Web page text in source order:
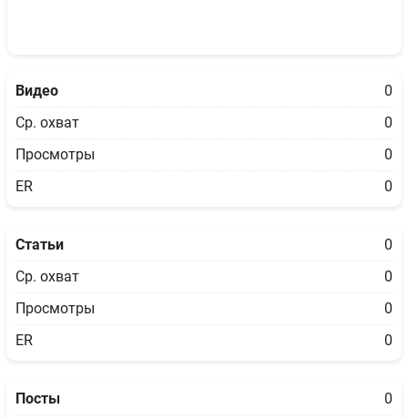
Видео
0
Ср. охват
0
Просмотры
0
ER
0
Статьи
0
Ср. охват
0
Просмотры
0
ER
0
Посты 0